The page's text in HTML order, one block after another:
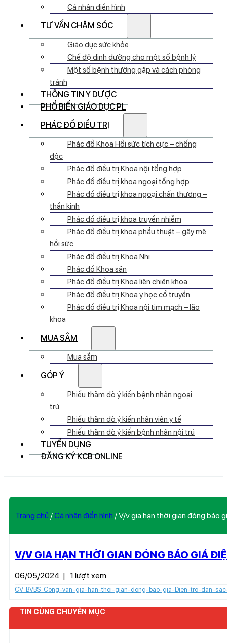
Cá nhân điển hình
TƯ VẤN CHĂM SÓC
Giáo dục sức khỏe
Chế độ dinh dưỡng cho một số bệnh lý
Một số bệnh thường gặp và cách phòng
tránh
THÔNG TIN Y DƯỢC
PHỔ BIẾN GIÁO DỤC PL
PHÁC ĐỒ ĐIỀU TRỊ
Phác đồ Khoa Hồi sức tích cực – chống
độc
Phác đồ điều trị Khoa nội tổng hợp
Phác đồ điều trị khoa ngoại tổng hợp
Phác đồ điều trị khoa ngoại chấn thương –
thần kinh
Phác đồ điều trị khoa truyền nhiễm
Phác đồ điều trị khoa phẩu thuật – gây mê
hồi sức
Phác đồ điều trị Khoa Nhi
Phác đồ Khoa sản
Phác đồ điều trị Khoa liên chiên khoa
Phác đồ điều trị Khoa y học cổ truyền
Phác đồ điều trị Khoa nội tim mạch – lão
khoa
MUA SẮM
Mua sắm
GÓP Ý
Phiếu thăm dò ý kiến bệnh nhân ngoại
trú
Phiếu thăm dò ý kiến nhân viên y tế
Phiếu thăm dò ý kiến bệnh nhân nội trú
TUYỂN DỤNG
ĐĂNG KÝ KCB ONLINE
Trang chủ /Cá nhân điển hình /V/v gia hạn thời gian đóng báo
V/V GIA HẠN THỜI GIAN ĐÓNG BÁO GIÁ
06/05/2024 | 1 lượt xem
CV_BVBS_Cong-van-gia-han-thoi-gian-dong-bao-gia-Dien-tro-dan-
TIN CÙNG CHUYÊN MỤC